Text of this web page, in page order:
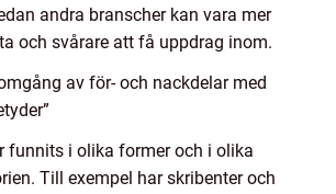
andra branscher kan vara mer
och svårare att få uppdrag inom.
av för- och nackdelar med
funnits i olika former och i olika
Till exempel har skribenter och